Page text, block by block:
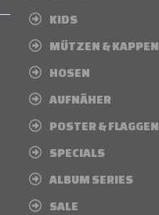
KIDS
MÜTZEN & KAPPEN
HOSEN
AUFNÄHER
POSTER & FLAGGEN
SPECIALS
ALBUM SERIES
SALE